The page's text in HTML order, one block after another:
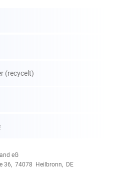
(recycelt)
eG
36, 74078 Heilbronn, DE